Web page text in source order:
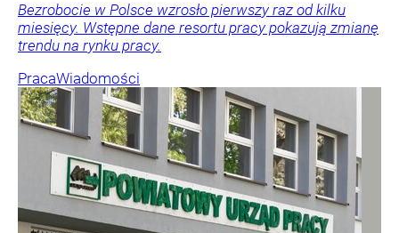
Bezrobocie w Polsce wzrosło pierwszy raz od kilku
miesięcy. Wstępne dane resortu pracy pokazują zmianę
trendu na rynku pracy.
PracaWiadomości